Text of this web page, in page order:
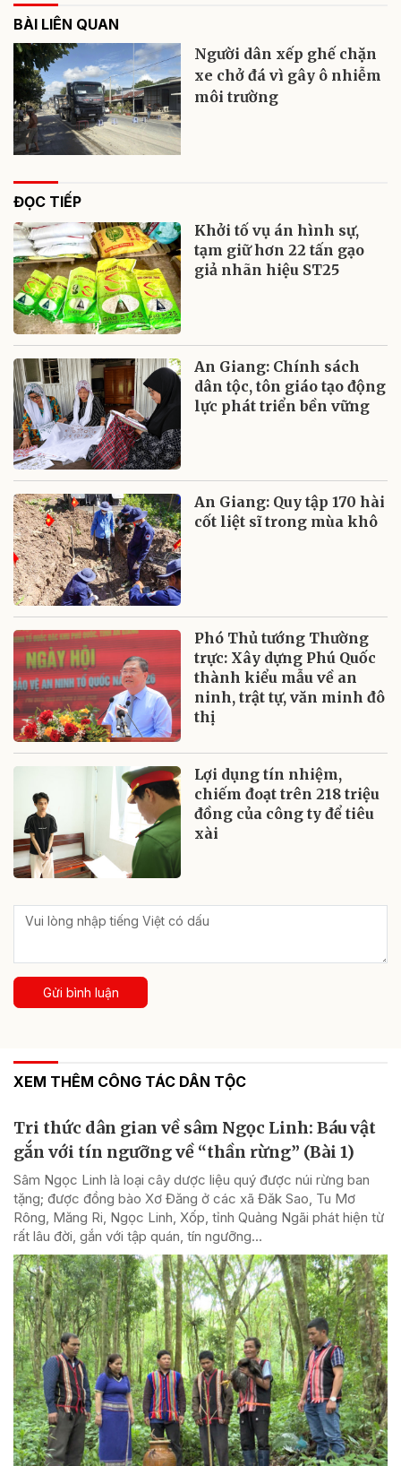
BÀI LIÊN QUAN
Người dân xếp ghế chặn
xe chở đá vì gây ô nhiễm
môi trường
ĐỌC TIẾP
Khởi tố vụ án hình sự,
tạm giữ hơn 22 tấn gạo
giả nhãn hiệu ST25
An Giang: Chính sách
dân tộc, tôn giáo tạo động
lực phát triển bền vững
An Giang: Quy tập 170 hài
cốt liệt sĩ trong mùa khô
Phó Thủ tướng Thường
trực: Xây dựng Phú Quốc
thành kiểu mẫu về an
ninh, trật tự, văn minh đô
thị
Lợi dụng tín nhiệm,
chiếm đoạt trên 218 triệu
đồng của công ty để tiêu
xài
Gửi bình luận
XEM THÊM CÔNG TÁC DÂN TỘC
Tri thức dân gian về sâm Ngọc Linh: Báu vật
gắn với tín ngưỡng về “thần rừng” (Bài 1)
Sâm Ngọc Linh là loại cây dược liệu quý được núi rừng ban
tặng; được đồng bào Xơ Đăng ở các xã Đăk Sao, Tu Mơ
Rông, Măng Ri, Ngọc Linh, Xốp, tỉnh Quảng Ngãi phát hiện từ
rất lâu đời, gắn với tập quán, tín ngưỡng...